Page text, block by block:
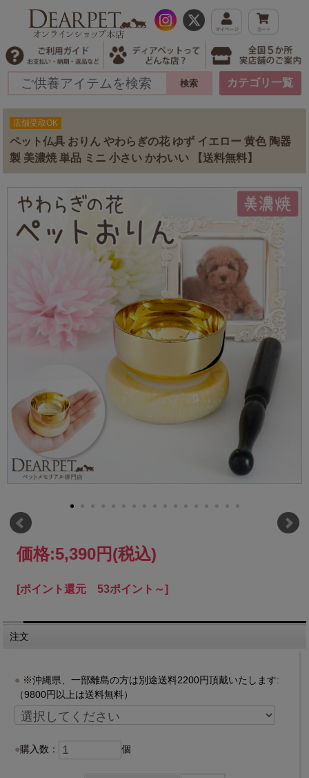
カテゴリ一覧
店舗受取OK
ペット仏具 おりん やわらぎの花 ゆず イエロー 黄色 陶器
製 美濃焼 単品 ミニ 小さい かわいい 【送料無料】
価格:5,390円(税込)
[ポイント還元 53ポイント～]
注文
※沖縄県、一部離島の方は別途送料2200円頂戴いたします:
（9800円以上は送料無料）
購入数： 個